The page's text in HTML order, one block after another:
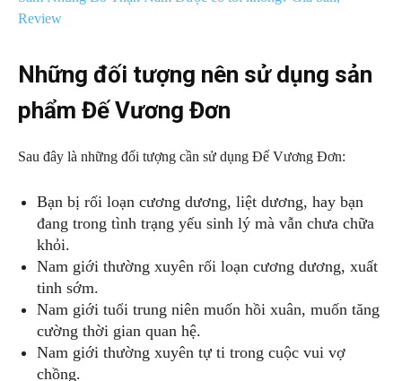
Review
Những đối tượng nên sử dụng sản
phẩm Đế Vương Đơn
Sau đây là những đối tượng cần sử dụng Đế Vương Đơn:
Bạn bị rối loạn cương dương, liệt dương, hay bạn
đang trong tình trạng yếu sinh lý mà vẫn chưa chữa
khỏi.
Nam giới thường xuyên rối loạn cương dương, xuất
tinh sớm.
Nam giới tuổi trung niên muốn hồi xuân, muốn tăng
cường thời gian quan hệ.
Nam giới thường xuyên tự ti trong cuộc vui vợ
chồng.